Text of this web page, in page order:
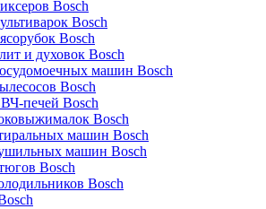
Bosch
Bosch
Bosch
и духовок Bosch
машин Bosch
Bosch
печей Bosch
Bosch
машин Bosch
машин Bosch
Bosch
Bosch